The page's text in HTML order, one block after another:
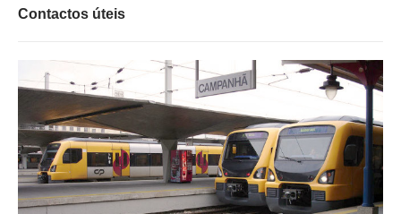
Contactos úteis